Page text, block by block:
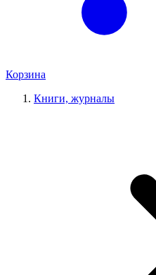
Корзина
Книги, журналы